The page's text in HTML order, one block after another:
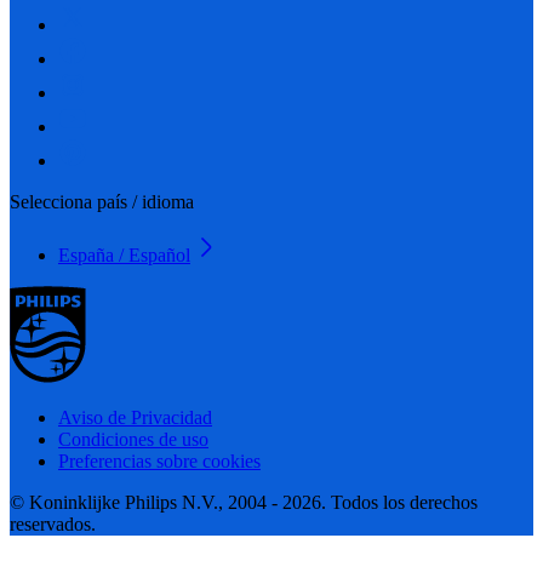
Selecciona país / idioma
España / Español
Aviso de Privacidad
Condiciones de uso
Preferencias sobre cookies
© Koninklijke Philips N.V., 2004 - 2026. Todos los derechos
reservados.